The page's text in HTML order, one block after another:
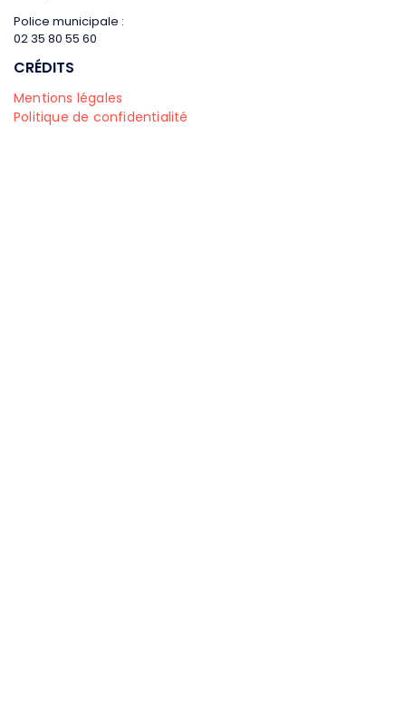
Police municipale :
02 35 80 55 60
CRÉDITS
Mentions légales
Politique de confidentialité